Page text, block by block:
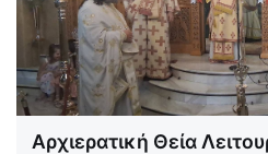
Αρχιερατική Θεία